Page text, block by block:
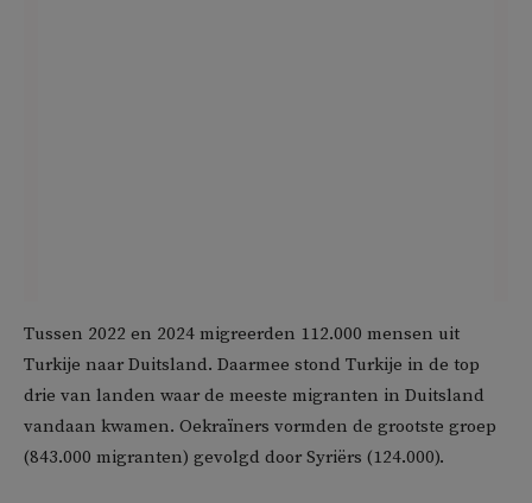
Tussen 2022 en 2024 migreerden 112.000 mensen uit
Turkije naar Duitsland. Daarmee stond Turkije in de top
drie van landen waar de meeste migranten in Duitsland
vandaan kwamen. Oekraïners vormden de grootste groep
(843.000 migranten) gevolgd door Syriërs (124.000).